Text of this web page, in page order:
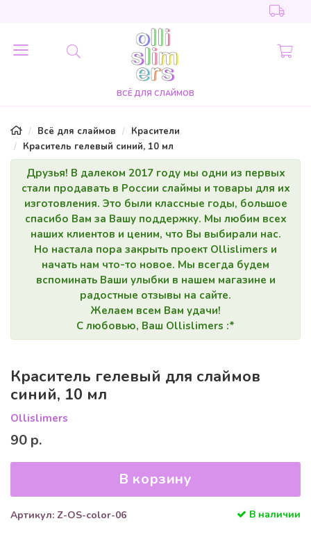
ВСЁ ДЛЯ СЛАЙМОВ
Всё для слаймов
Красители
Краситель гелевый синий, 10 мл
Друзья! В далеком 2017 году мы одни из первых
стали продавать в России слаймы и товары для их
изготовления. Это были классные годы, большое
спасибо Вам за Вашу поддержку. Мы любим всех
наших клиентов и ценим, что Вы выбирали нас.
Но настала пора закрыть проект Ollislimers и
начать нам что-то новое. Мы всегда будем
вспоминать Ваши улыбки в нашем магазине и
радостные отзывы на сайте.
Желаем всем Вам удачи!
С любовью, Ваш Ollislimers :*
Краситель гелевый для слаймов
синий, 10 мл
Ollislimers
90 р.
В корзину
В наличии
Артикул: Z-OS-color-06